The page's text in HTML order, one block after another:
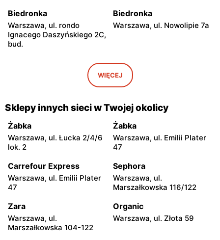
Biedronka
Warszawa, ul. rondo
Ignacego Daszyńskiego 2C,
bud.
Biedronka
Warszawa, ul. Nowolipie 7a
Warszawa, ul. Ogrodowa 58
Biedronka
Warszawa al. Solidarności
86 88
Biedronka
Warszawa, ul. Dobra 42
Biedronka
Warszawa, ul. Juliana
Ursyna Niemcewicza 8
Biedronka Biedronka
Ursyna Niemcewicza 26
Biedronka
Bonifraterska 6
Biedronka
6
Biedronka Biedronka
WIĘCEJ
Sklepy innych sieci w Twojej okolicy
Żabka
Warszawa, ul. Łucka 2/4/6
lok. 2
Żabka
Warszawa, ul. Emilii Plater
47
Carrefour Express
Warszawa, ul. Emilii Plater
47
Sephora
Warszawa, ul.
Marszałkowska 116/122
Zara
Warszawa, ul.
Marszałkowska 104-122
Organic
Warszawa, ul. Złota 59